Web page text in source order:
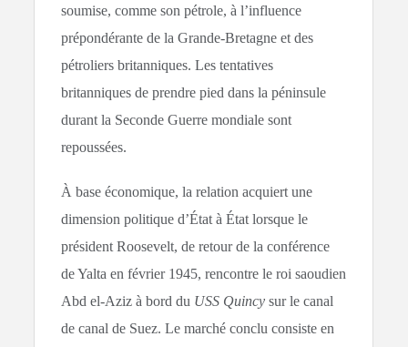
soumise, comme son pétrole, à l’influence
prépondérante de la Grande-Bretagne et des
pétroliers britanniques. Les tentatives
britanniques de prendre pied dans la péninsule
durant la Seconde Guerre mondiale sont
repoussées.
À base économique, la relation acquiert une
dimension politique d’État à État lorsque le
président Roosevelt, de retour de la conférence
de Yalta en février 1945, rencontre le roi saoudien
Abd el-Aziz à bord du USS Quincy sur le canal
de canal de Suez. Le marché conclu consiste en